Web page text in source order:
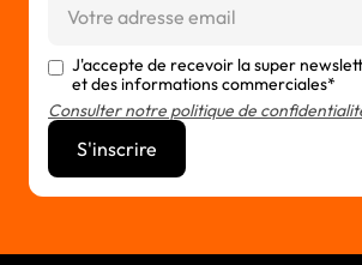
J'accepte de recevoir la super
et des informations commerciales*
Consulter notre politique de